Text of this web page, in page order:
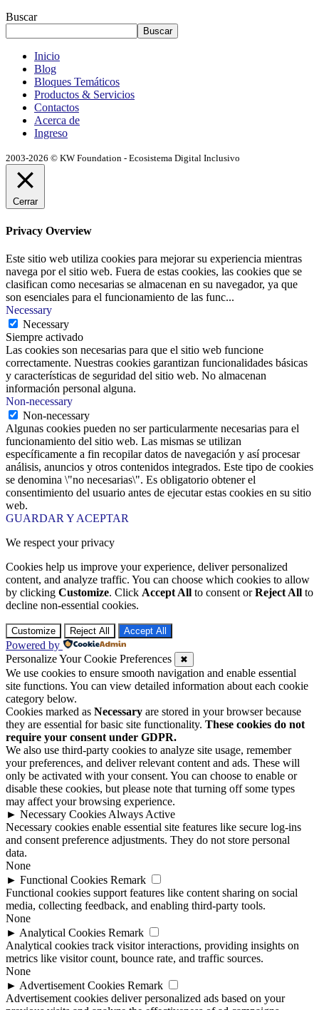
Buscar
Buscar
Inicio
Blog
Bloques Temáticos
Productos & Servicios
Contactos
Acerca de
Ingreso
2003-2026 © KW Foundation - Ecosistema Digital Inclusivo
Cerrar
Privacy Overview
Este sitio web utiliza cookies para mejorar su experiencia mientras
navega por el sitio web. Fuera de estas cookies, las cookies que se
clasifican como necesarias se almacenan en su navegador, ya que
son esenciales para el funcionamiento de las func...
Necessary
Necessary
Siempre activado
Las cookies son necesarias para que el sitio web funcione
correctamente. Nuestras cookies garantizan funcionalidades básicas
y características de seguridad del sitio web. No almacenan
información personal alguna.
Non-necessary
Non-necessary
Algunas cookies pueden no ser particularmente necesarias para el
funcionamiento del sitio web. Las mismas se utilizan
específicamente a fin recopilar datos de navegación y así procesar
análisis, anuncios y otros contenidos integrados. Este tipo de cookies
se denomina \"no necesarias\". Es obligatorio obtener el
consentimiento del usuario antes de ejecutar estas cookies en su sitio
web.
GUARDAR Y ACEPTAR
We respect your privacy
Cookies help us improve your experience, deliver personalized
content, and analyze traffic. You can choose which cookies to allow
by clicking Customize. Click Accept All to consent orReject All to
decline non-essential cookies.
Customize Reject All Accept All
Powered by
Personalize Your Cookie Preferences
✖
We use cookies to ensure smooth navigation and enable essential
site functions. You can view detailed information about each cookie
category below.
Cookies marked as Necessary are stored in your browser because
they are essential for basic site functionality. These cookies do not
require your consent under GDPR.
We also use third-party cookies to analyze site usage, remember
your preferences, and deliver relevant content and ads. These will
only be activated with your consent. You can choose to enable or
disable these cookies, but please note that turning off some types
may affect your browsing experience.
► Necessary Cookies Always Active
Necessary cookies enable essential site features like secure log-ins
and consent preference adjustments. They do not store personal
data.
None
► Functional Cookies Remark
Functional cookies support features like content sharing on social
media, collecting feedback, and enabling third-party tools.
None
► Analytical Cookies Remark
Analytical cookies track visitor interactions, providing insights on
metrics like visitor count, bounce rate, and traffic sources.
None
► Advertisement Cookies Remark
Advertisement cookies deliver personalized ads based on your